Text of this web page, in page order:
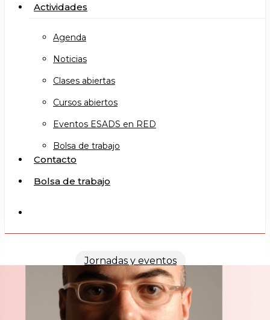
Actividades
Agenda
Noticias
Clases abiertas
Cursos abiertos
Eventos ESADS en RED
Bolsa de trabajo
Contacto
Bolsa de trabajo
Jornadas y eventos
Nacho Cabrera